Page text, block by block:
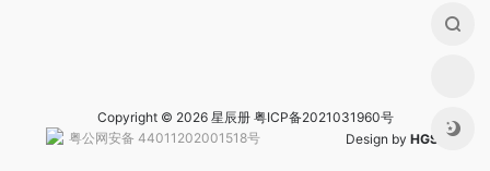
Copyright © 2026 星辰册 粤ICP备2021031960号
粤公网安备 44011202001518号Design by HGS